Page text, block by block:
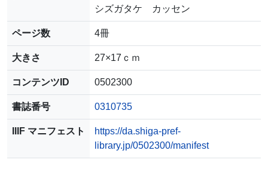
シズガタケ カッセン
ページ数 4冊
大きさ 27×17ｃｍ
コンテンツID 0502300
書誌番号 0310735
IIIF マニフェスト
https://da.shiga-pref-
library.jp/0502300/manifest